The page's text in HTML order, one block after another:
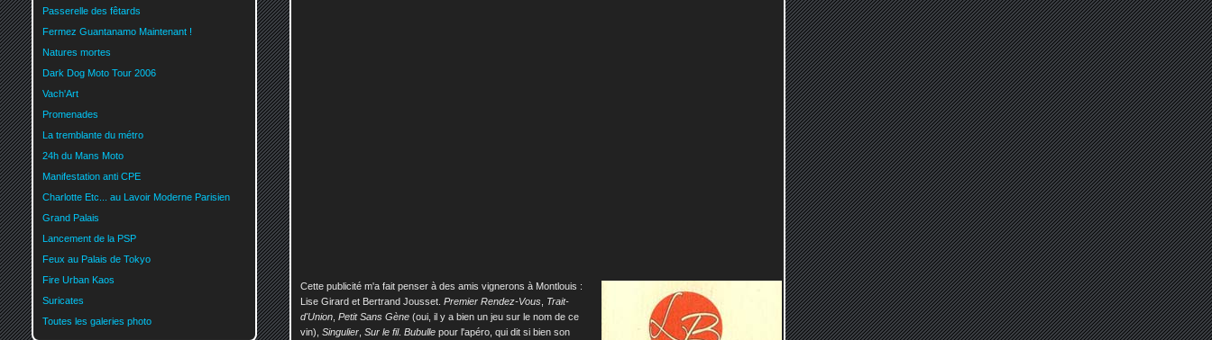
Cette publicité m'a fait penser à des amis vignerons à Montlouis :
Lise Girard et Bertrand Jousset. Premier Rendez-Vous Trait-
d'Union Petit Sans Gène (oui, il y a bien un jeu sur le nom de ce
vin), Singulier Sur le fil. Bubulle pour l'apéro, qui dit si bien son
Passerelle des fêtards
Fermez Guantanamo Maintenant !
Natures mortes
Dark Dog Moto Tour 2006
Vach'Art
Promenades
La tremblante du métro
24h du Mans Moto
Manifestation anti CPE
Charlotte Etc... au Lavoir Moderne Parisien
Grand Palais
Lancement de la PSP
Feux au Palais de Tokyo
Fire Urban Kaos
Suricates
Toutes les galeries photo